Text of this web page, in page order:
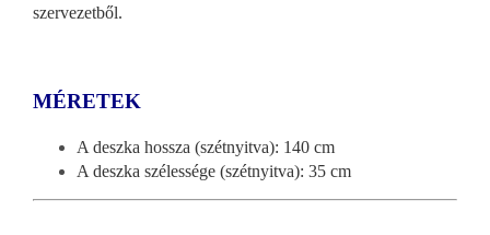
szervezetből.
MÉRETEK
A deszka hossza (szétnyitva): 140 cm
A deszka szélessége (szétnyitva): 35 cm